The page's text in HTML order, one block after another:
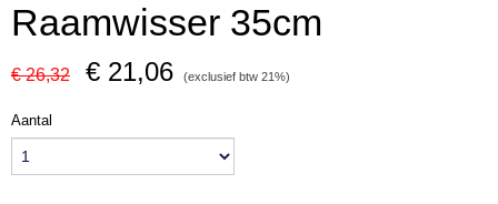
Raamwisser 35cm
€ 26,32 € 21,06 (exclusief btw 21%)
Aantal